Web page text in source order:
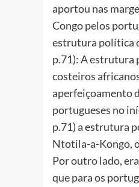
aportou nas
Congo pelos
estrutura política
p.71): A estrutura
costeiros
aperfeiçoamento
portugueses no
p.71) a estrutura
Ntotila-a-Kongo, o
Por outro lado,
que para os